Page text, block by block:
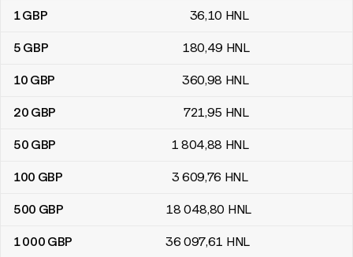
Didžiosios Britanijos svarai į Hondūro lempiros konvertavimo
1GBP 36,10 HNL
5 GBP 180,49 HNL
10 GBP 360,98 HNL
20 GBP 721,95 HNL
50 GBP 1 804,88 HNL
100 GBP 3 609,76 HNL
500 GBP 18 048,80 HNL
1 000 GBP 36 097,61 HNL